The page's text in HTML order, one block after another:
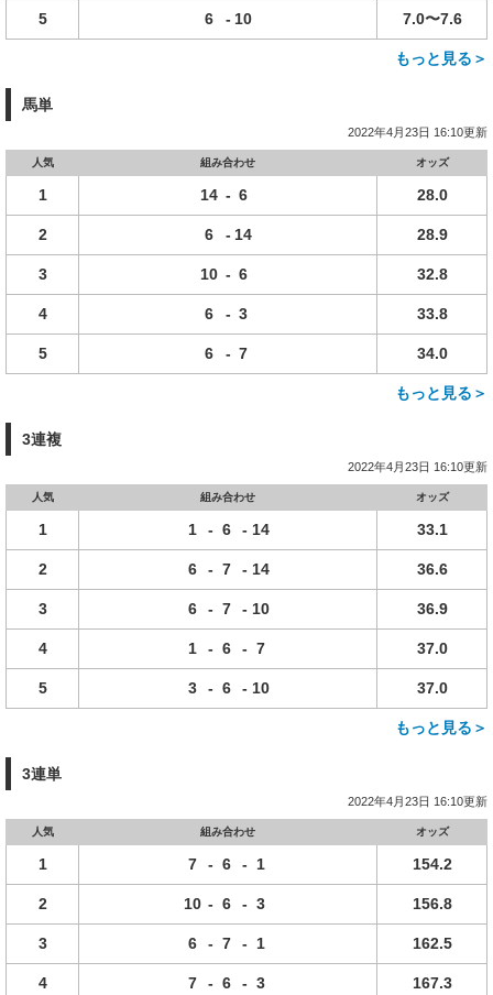
5 6 - 10 7.0〜7.6
もっと見る＞
馬単
2022年4月23日 16:10更新
人気 組み合わせ オッズ
1 14 - 6 28.0
2 6 - 14 28.9
3 10 - 6 32.8
4 6 - 3 33.8
5 6 - 7 34.0
もっと見る＞
3連複
2022年4月23日 16:10更新
人気 組み合わせ オッズ
1 1 - 6 - 14 33.1
2 6 - 7 - 14 36.6
3 6 - 7 - 10 36.9
4 1 - 6 - 7 37.0
5 3 - 6 - 10 37.0
もっと見る＞
3連単
2022年4月23日 16:10更新
人気 組み合わせ オッズ
1 7 - 6 - 1 154.2
2 10 - 6 - 3 156.8
3 6 - 7 - 1 162.5
4 7 - 6 - 3 167.3